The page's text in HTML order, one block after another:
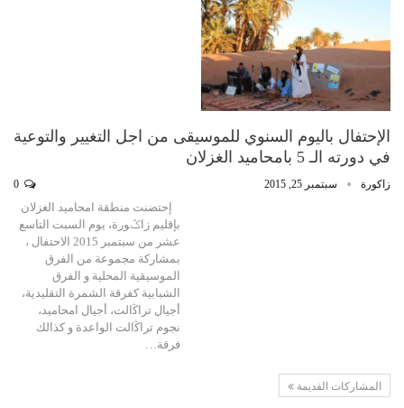
الإحتفال باليوم السنوي للموسيقى من اجل التغيير والتوعية
في دورته الـ 5 بامحاميد الغزلان
زاكورة سبتمبر 25, 2015
إحتضنت منطقة امحاميد الغزلان
بإقليم زاݣورة، يوم السبت التاسع
عشر من سبتمبر 2015 الاحتفال ،
بمشاركة مجموعة من الفرق
الموسيقية المحلية و الفرق
الشبابية كفرقة الشمرة التقليدية،
أجيال تراﯕالت، أجيال امحاميد،
نجوم تراﯕالت الواعدة و كذالك
فرقة…
المشاركات القديمة